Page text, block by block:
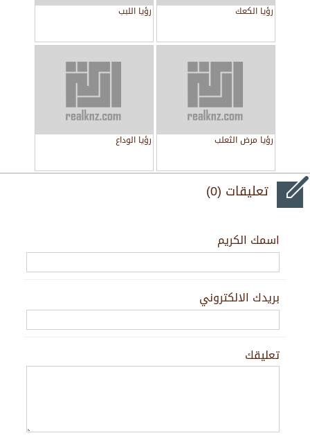
رؤيا الكعك رؤيا اللبب
رؤيا مرض الثعلب رؤيا الوداع
تعليقات (0)
اسمك الكريم
بريدك الالكتروني
تعليقك